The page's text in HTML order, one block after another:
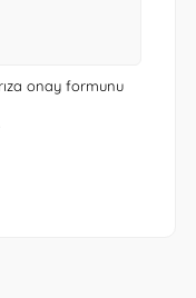
onay formunu